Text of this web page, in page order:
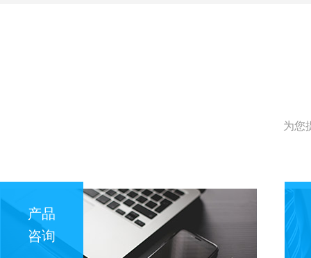
为您
产品
咨询